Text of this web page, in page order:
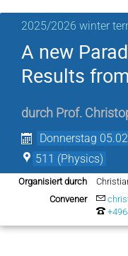
2025/2026 winter
A new
Results
durch Prof.
Donnerstag
511 (Physics)
Organisiert durch
Convener